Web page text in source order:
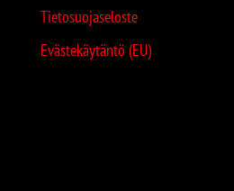
Tietosuojaseloste
Evästekäytäntö (EU)